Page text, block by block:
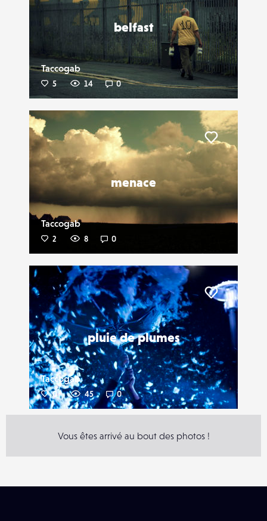
belfast
Taccogab
5 14 0
menace
Taccogab
2 8 0
Liker
pluie de plumes
Taccogab
0 45 0
Liker
Vous êtes arrivé au bout des photos !